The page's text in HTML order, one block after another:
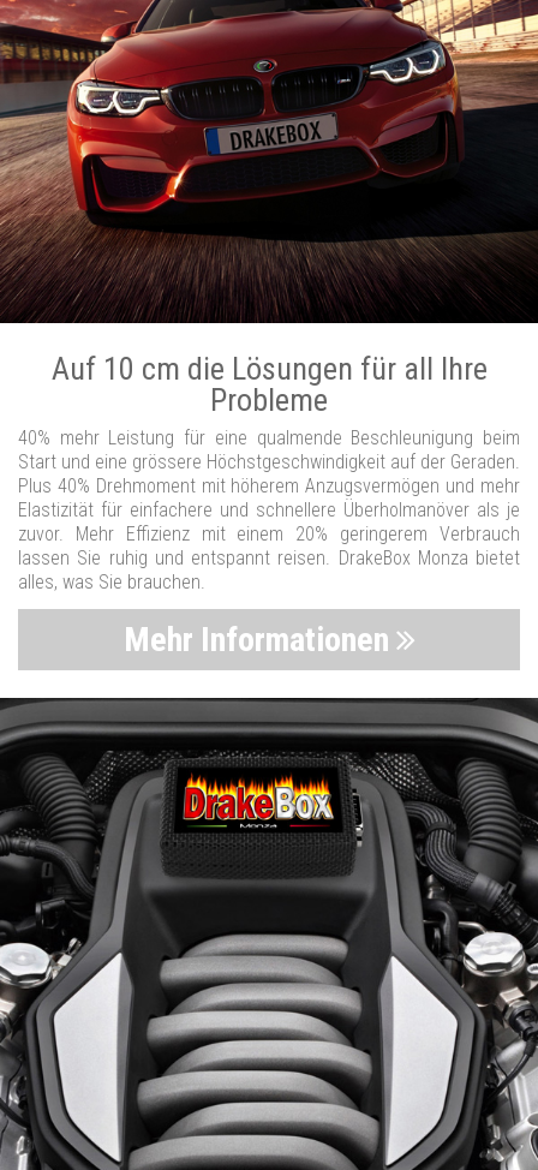
Auf 10 cm die Lösungen für all Ihre
Probleme
40% mehr Leistung für eine qualmende Beschleunigung beim
Start und eine grössere Höchstgeschwindigkeit auf der Geraden.
Plus 40% Drehmoment mit höherem Anzugsvermögen und mehr
Elastizität für einfachere und schnellere Überholmanöver als je
zuvor. Mehr Effizienz mit einem 20% geringerem Verbrauch
lassen Sie ruhig und entspannt reisen. DrakeBox Monza bietet
alles, was Sie brauchen.
Mehr Informationen